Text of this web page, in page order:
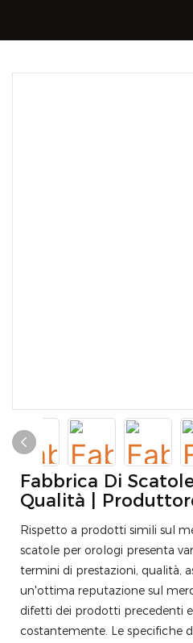
Fabbrica Di
Qualità |
Rispetto a prodotti simili sul
scatole per orologi presenta
termini di prestazioni, qualità,
un'ottima reputazione sul
difetti dei prodotti precedenti
costantemente. Le specifiche